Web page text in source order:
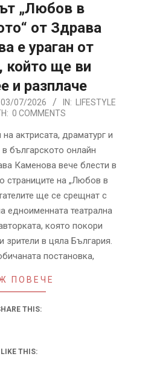
„Любов в
от Здрава
е ураган от
който ще ви
и разплаче
03/07/2026 IN: LIFESTYLE
0 COMMENTS
актрисата, драматург и
българското онлайн
Каменова вече блести в
страниците на „Любов в
ще се срещнат с
театрална
която покори
зрители в цяла България.
постановка,
ПОВЕЧЕ
THIS:
LIKE THIS: